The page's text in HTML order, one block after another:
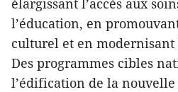
l’éducation, en
culturel et en
Des programmes cibles
l’édification de la